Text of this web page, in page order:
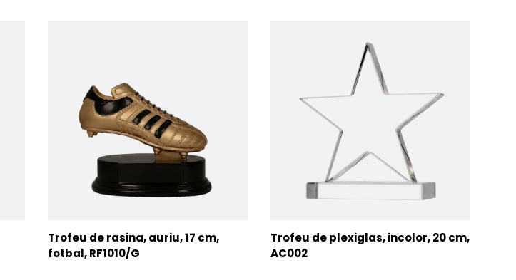
Trofeu de rasina, auriu, 17 cm,
fotbal, RF1010/G
Trofeu de plexiglas, incolor, 20 cm,
AC002